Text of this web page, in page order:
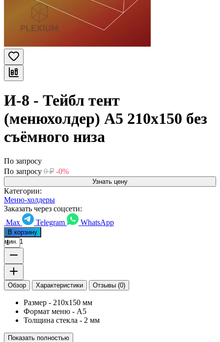
И-8 - Тейбл тент
(менюхолдер) А5 210х150 без
съёмного низа
По запросу
По запросу 0 ₽ -0%
Узнать цену
Категории:
Меню-холдеры
Заказать через соцсети:
Max
Telegram WhatsApp
В корзину
мин. 1
Обзор Характеристики Отзывы (0)
Размер - 210х150 мм
Формат меню - А5
Толщина стекла - 2 мм
Показать полностью